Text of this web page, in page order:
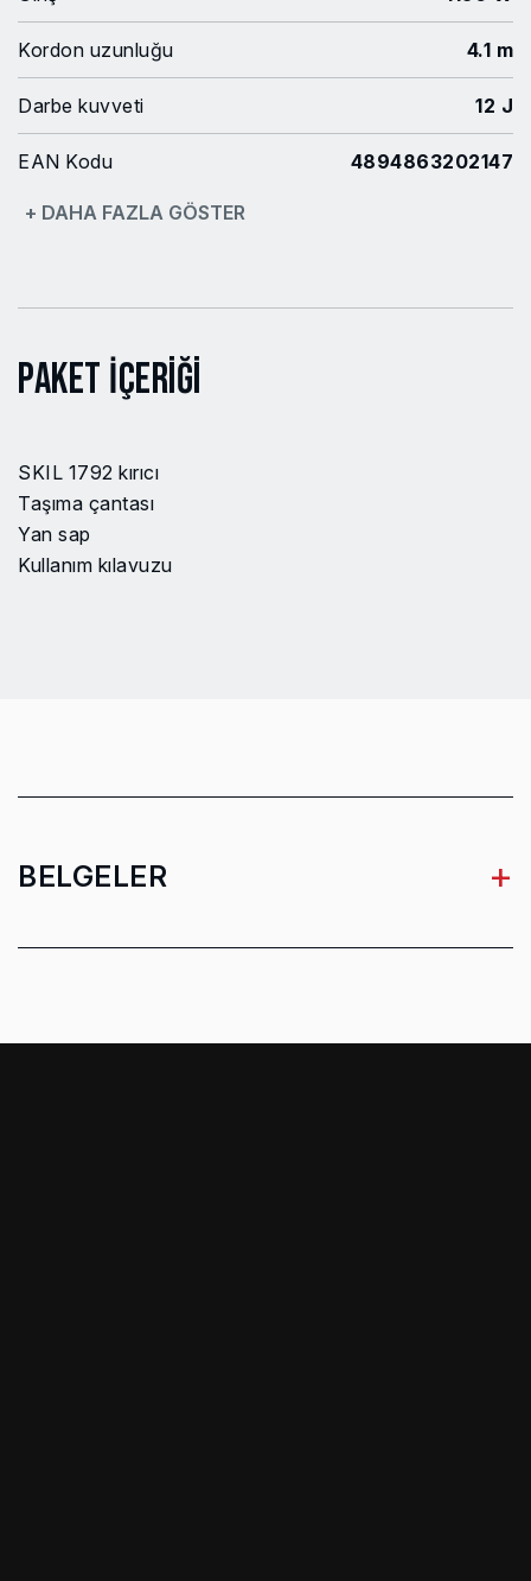
Kordon uzunluğu 4.1 m
Darbe kuvveti 12 J
EAN Kodu 4894863202147
Model no
(kablolu)
+ DAHA FAZLA GÖSTER
Paket İçeriği
SKIL 1792 kırıcı
Taşıma çantası
Yan sap
Kullanım kılavuzu
BELGELER +